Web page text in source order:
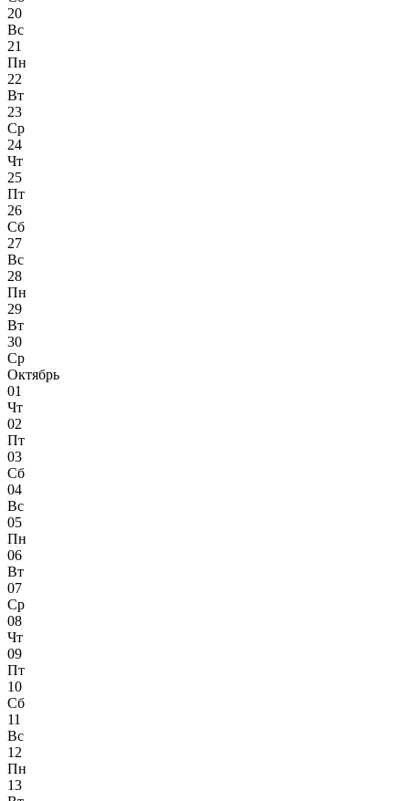
20
Вс
21
Пн
22
Вт
23
Ср
24
Чт
25
Пт
26
Сб
27
Вс
28
Пн
29
Вт
30
Ср
Октябрь
01
Чт
02
Пт
03
Сб
04
Вс
05
Пн
06
Вт
07
Ср
08
Чт
09
Пт
10
Сб
11
Вс
12
Пн
13